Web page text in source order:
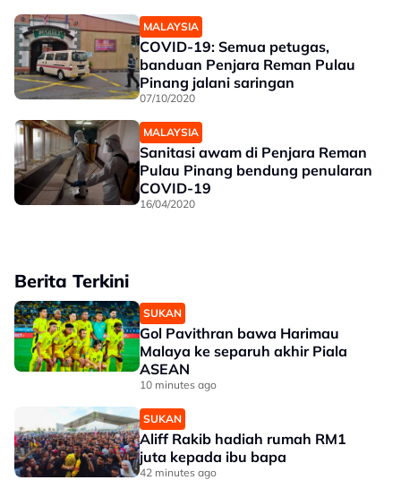
MALAYSIA
COVID-19: Semua petugas,
banduan Penjara Reman Pulau
Pinang jalani saringan
07/10/2020
MALAYSIA
Sanitasi awam di Penjara Reman
Pulau Pinang bendung penularan
COVID-19
16/04/2020
Berita Terkini
SUKAN
Gol Pavithran bawa Harimau
Malaya ke separuh akhir Piala
ASEAN
10 minutes ago
SUKAN
Aliff Rakib hadiah rumah RM1
juta kepada ibu bapa
42 minutes ago